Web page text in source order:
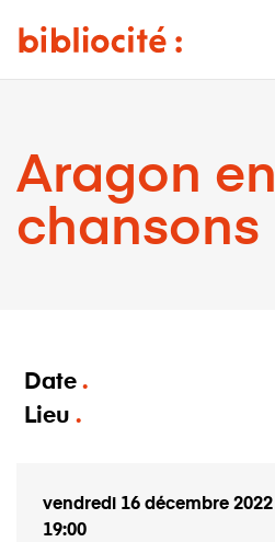
Aragon en
chansons
Date
Lieu
vendredi 16 décembre 2022
19:00